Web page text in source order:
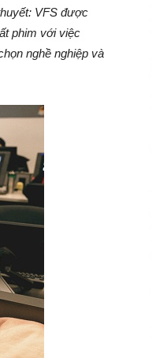
VFS được
phim với việc
nghề nghiệp và